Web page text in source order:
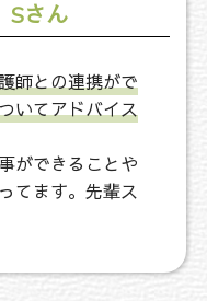
Sさん
師との連携がで
いてアドバイス
ができることや
てます。先輩ス